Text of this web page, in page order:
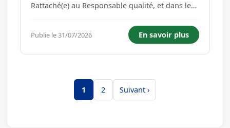
Rattaché(e) au Responsable qualité, et dans le
clé dans la performance qualité de nos clients.
Vous êtes l'interlocuteur qualité de nos clients
tractori...
Publie le 31/07/2026 En savoir plus
1 2 Suivant ›